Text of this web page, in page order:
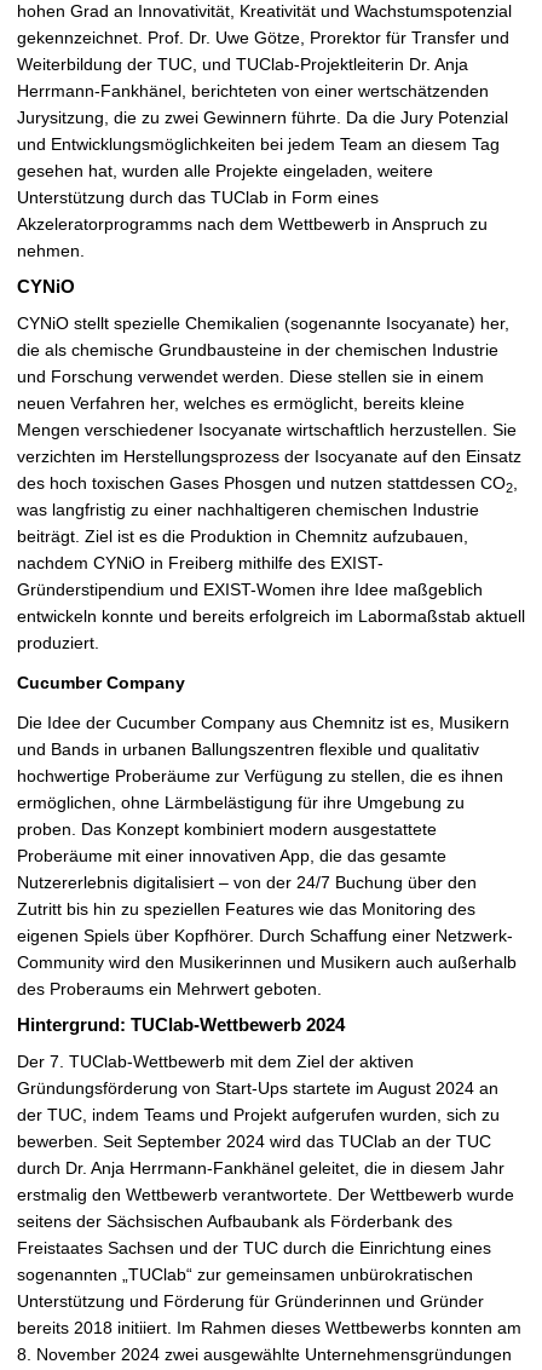
n
hohen Grad an Innovativität, Kreativität und Wachstumspotenzial
gekennzeichnet. Prof. Dr. Uwe Götze, Prorektor für Transfer und
Weiterbildung der TUC, und TUClab-Projektleiterin Dr. Anja
Herrmann-Fankhänel, berichteten von einer wertschätzenden
Jurysitzung, die zu zwei Gewinnern führte. Da die Jury Potenzial
und Entwicklungsmöglichkeiten bei jedem Team an diesem Tag
gesehen hat, wurden alle Projekte eingeladen, weitere
Unterstützung durch das TUClab in Form eines
Akzeleratorprogramms nach dem Wettbewerb in Anspruch zu
nehmen.
CYNiO
CYNiO stellt spezielle Chemikalien (sogenannte Isocyanate) her,
die als chemische Grundbausteine in der chemischen Industrie
und Forschung verwendet werden. Diese stellen sie in einem
neuen Verfahren her, welches es ermöglicht, bereits kleine
Mengen verschiedener Isocyanate wirtschaftlich herzustellen. Sie
verzichten im Herstellungsprozess der Isocyanate auf den Einsatz
des hoch toxischen Gases Phosgen und nutzen stattdessen CO2,
was langfristig zu einer nachhaltigeren chemischen Industrie
beiträgt. Ziel ist es die Produktion in Chemnitz aufzubauen,
nachdem CYNiO in Freiberg mithilfe des EXIST-
Gründerstipendium und EXIST-Women ihre Idee maßgeblich
entwickeln konnte und bereits erfolgreich im Labormaßstab aktuell
produziert.
Cucumber Company
Die Idee der Cucumber Company aus Chemnitz ist es, Musikern
und Bands in urbanen Ballungszentren flexible und qualitativ
hochwertige Proberäume zur Verfügung zu stellen, die es ihnen
ermöglichen, ohne Lärmbelästigung für ihre Umgebung zu
proben. Das Konzept kombiniert modern ausgestattete
Proberäume mit einer innovativen App, die das gesamte
Nutzererlebnis digitalisiert – von der 24/7 Buchung über den
Zutritt bis hin zu speziellen Features wie das Monitoring des
eigenen Spiels über Kopfhörer. Durch Schaffung einer Netzwerk-
Community wird den Musikerinnen und Musikern auch außerhalb
des Proberaums ein Mehrwert geboten.
Hintergrund: TUClab-Wettbewerb 2024
Der 7. TUClab-Wettbewerb mit dem Ziel der aktiven
Gründungsförderung von Start-Ups startete im August 2024 an
der TUC, indem Teams und Projekt aufgerufen wurden, sich zu
bewerben. Seit September 2024 wird das TUClab an der TUC
durch Dr. Anja Herrmann-Fankhänel geleitet, die in diesem Jahr
erstmalig den Wettbewerb verantwortete. Der Wettbewerb wurde
seitens der Sächsischen Aufbaubank als Förderbank des
Freistaates Sachsen und der TUC durch die Einrichtung eines
sogenannten „TUClab“ zur gemeinsamen unbürokratischen
Unterstützung und Förderung für Gründerinnen und Gründer
bereits 2018 initiiert. Im Rahmen dieses Wettbewerbs konnten am
8. November 2024 zwei ausgewählte Unternehmensgründungen